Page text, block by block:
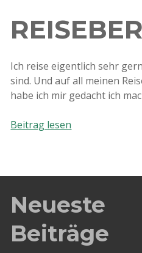
Ich reise eigentlich sehr
sind. Und auf all meinen
habe ich mir gedacht ich
Beitrag lesen
Neueste
Beiträge